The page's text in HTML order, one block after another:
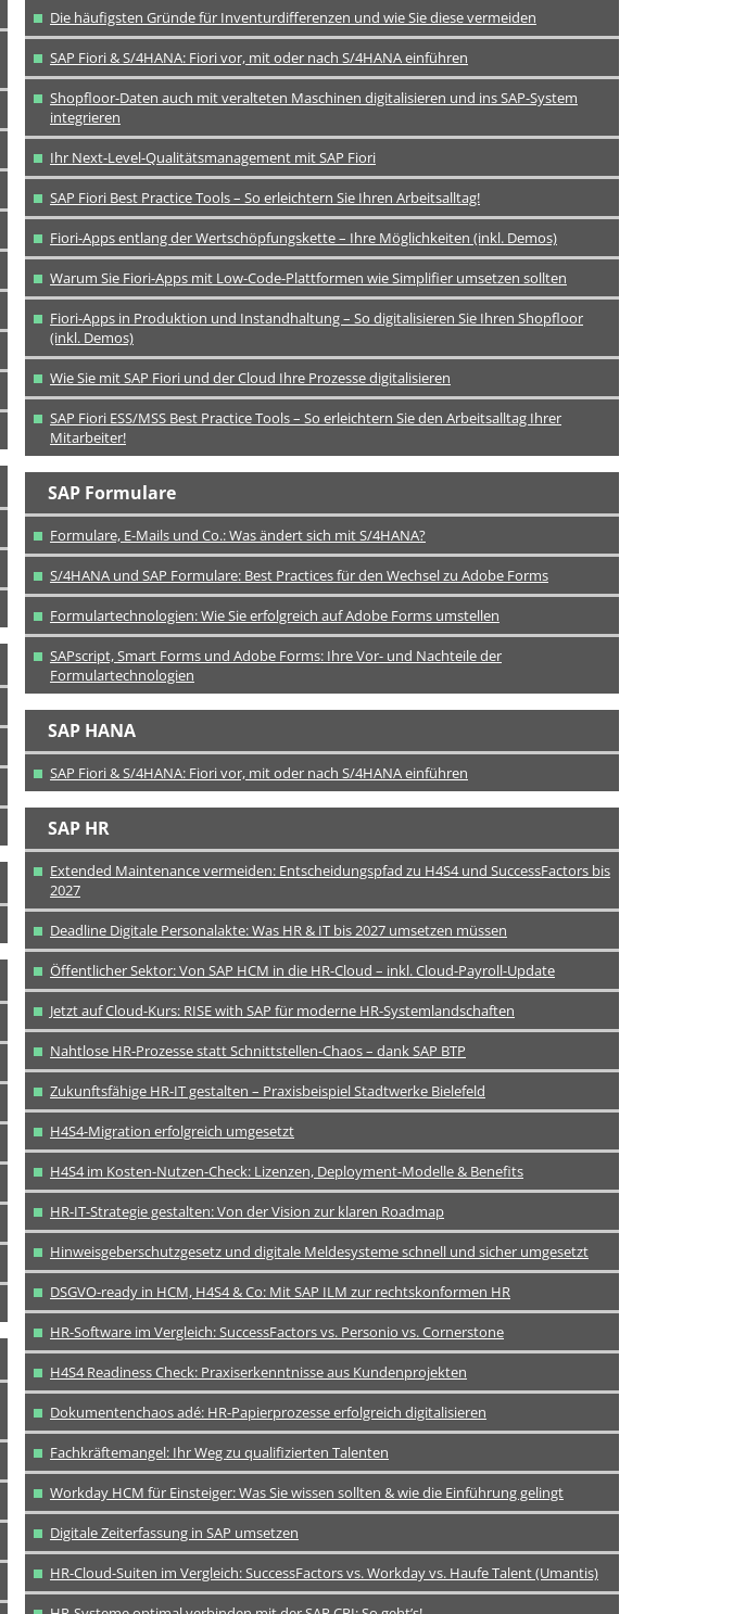
Die häufigsten Gründe für Inventurdifferenzen und wie Sie diese vermeiden
SAP Fiori & S/4HANA: Fiori vor, mit oder nach S/4HANA einführen
Shopfloor-Daten auch mit veralteten Maschinen digitalisieren und ins SAP-System
integrieren
Ihr Next-Level-Qualitätsmanagement mit SAP Fiori
SAP Fiori Best Practice Tools – So erleichtern Sie Ihren Arbeitsalltag!
Fiori-Apps entlang der Wertschöpfungskette – Ihre Möglichkeiten (inkl. Demos)
Warum Sie Fiori-Apps mit Low-Code-Plattformen wie Simplifier umsetzen sollten
Fiori-Apps in Produktion und Instandhaltung – So digitalisieren Sie Ihren Shopfloor
(inkl. Demos)
Wie Sie mit SAP Fiori und der Cloud Ihre Prozesse digitalisieren
SAP Fiori ESS/MSS Best Practice Tools – So erleichtern Sie den Arbeitsalltag Ihrer
Mitarbeiter!
SAP Formulare
Formulare, E-Mails und Co.: Was ändert sich mit S/4HANA?
S/4HANA und SAP Formulare: Best Practices für den Wechsel zu Adobe Forms
Formulartechnologien: Wie Sie erfolgreich auf Adobe Forms umstellen
SAPscript, Smart Forms und Adobe Forms: Ihre Vor- und Nachteile der
Formulartechnologien
SAP HANA
SAP Fiori & S/4HANA: Fiori vor, mit oder nach S/4HANA einführen
SAP HR
Extended Maintenance vermeiden: Entscheidungspfad zu H4S4 und SuccessFactors bis
2027
Deadline Digitale Personalakte: Was HR & IT bis 2027 umsetzen müssen
Öffentlicher Sektor: Von SAP HCM in die HR-Cloud – inkl. Cloud-Payroll-Update
Jetzt auf Cloud-Kurs: RISE with SAP für moderne HR-Systemlandschaften
Nahtlose HR-Prozesse statt Schnittstellen-Chaos – dank SAP BTP
Zukunftsfähige HR-IT gestalten – Praxisbeispiel Stadtwerke Bielefeld
H4S4-Migration erfolgreich umgesetzt
H4S4 im Kosten-Nutzen-Check: Lizenzen, Deployment-Modelle & Benefits
HR-IT-Strategie gestalten: Von der Vision zur klaren Roadmap
Hinweisgeberschutzgesetz und digitale Meldesysteme schnell und sicher umgesetzt
DSGVO-ready in HCM, H4S4 & Co: Mit SAP ILM zur rechtskonformen HR
HR-Software im Vergleich: SuccessFactors vs. Personio vs. Cornerstone
H4S4 Readiness Check: Praxiserkenntnisse aus Kundenprojekten
Dokumentenchaos adé: HR-Papierprozesse erfolgreich digitalisieren
Fachkräftemangel: Ihr Weg zu qualifizierten Talenten
Workday HCM für Einsteiger: Was Sie wissen sollten & wie die Einführung gelingt
Digitale Zeiterfassung in SAP umsetzen
HR-Cloud-Suiten im Vergleich: SuccessFactors vs. Workday vs. Haufe Talent (Umantis)